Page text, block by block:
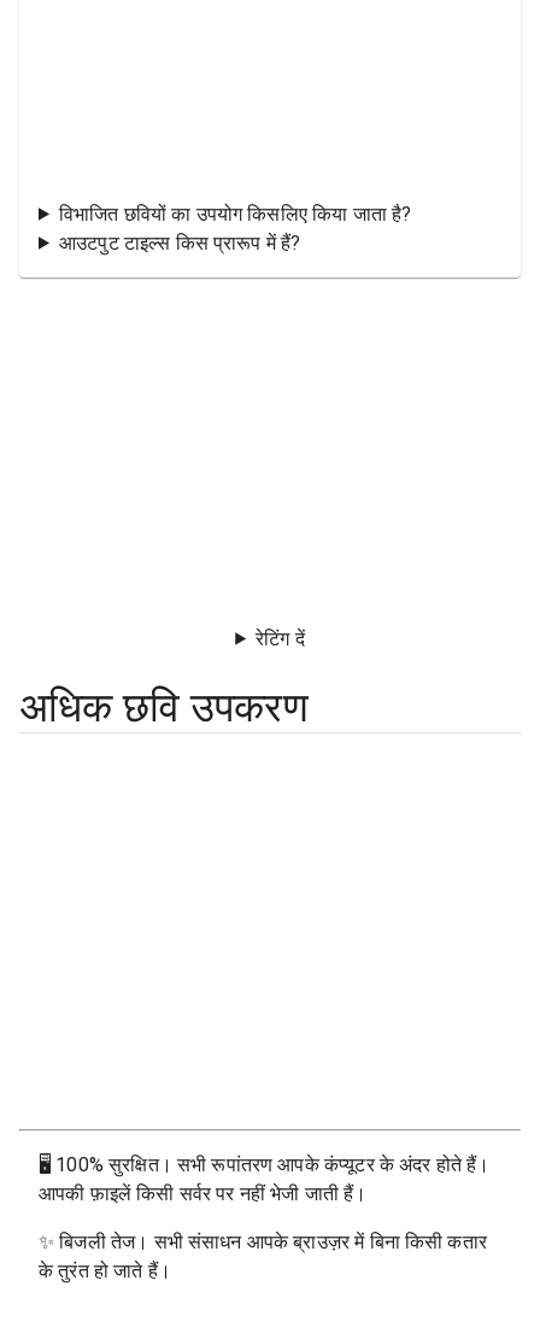
विभाजित छवियों का उपयोग किसलिए किया जाता है?
आउटपुट टाइल्स किस प्रारूप में हैं?
रेटिंग दें
अधिक छवि उपकरण
🖥 100% सुरक्षित। सभी रूपांतरण आपके कंप्यूटर के अंदर होते हैं।
आपकी फ़ाइलें किसी सर्वर पर नहीं भेजी जाती हैं।
✨बिजली तेज। सभी संसाधन आपके ब्राउज़र में बिना किसी कतार
के तुरंत हो जाते हैं।